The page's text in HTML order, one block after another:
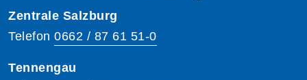
Zentrale Salzburg
Telefon 0662 / 87 61 51-0
Tennengau